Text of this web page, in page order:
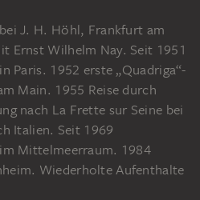
J. H. Höhl, Frankfurt am
Ernst Wilhelm Nay. Seit 1951
Paris. 1952 erste „Quadriga“-
Main. 1955 Reise durch
nach La Frette sur Seine bei
Italien. Seit 1969
Mittelmeerraum. 1984
Wiederholte Aufenthalte